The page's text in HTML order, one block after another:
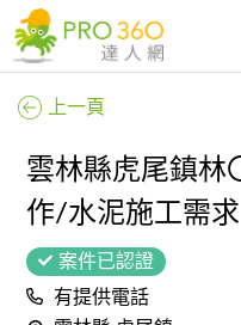
上一頁
雲林縣虎尾鎮林
作/水泥施工需求
案件已認證
有提供電話